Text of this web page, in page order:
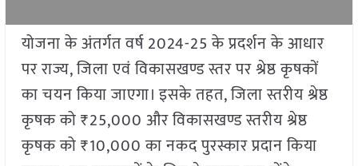
योजना के अंतर्गत वर्ष 2024-25 के प्रदर्शन के आधार
पर राज्य, जिला एवं विकासखण्ड स्तर पर श्रेष्ठ कृषकों
का चयन किया जाएगा। इसके तहत, जिला स्तरीय श्रेष्ठ
कृषक को ₹25,000 और विकासखण्ड स्तरीय श्रेष्ठ
कृषक को ₹10,000 का नकद पुरस्कार प्रदान किया